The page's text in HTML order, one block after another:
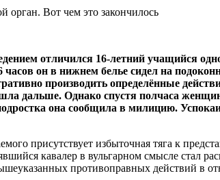
отличился 16-летний учащийся
часов он в нижнем белье сидел на
производить определённые
дальше. Однако спустя полчаса
она сообщила в милицию.
присутствует избыточная тяга к
кавалер в вульгарном смысле
противоправных действий в